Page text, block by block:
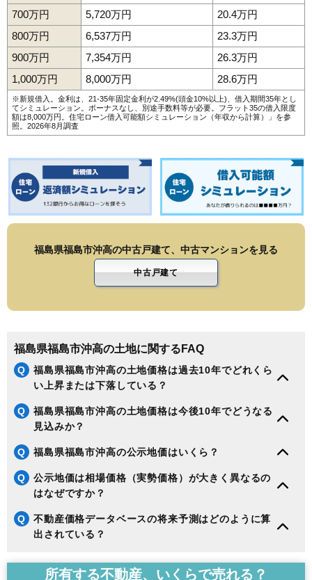
700万円
5,720万円
20.4万円
800万円
6,537万円
23.3万円
900万円
7,354万円
26.3万円
1,000万円
8,000万円 28.6万円
※新規借入。金利は、21-35年固定金利が2.49%(頭金10%以上)、借入期間35年とし
てシミュレーション。ボーナスなし、別途手数料等が必要。フラット35の借入限度
額は8,000万円。 住宅ローン借入可能額シミュレーション（年収から計算）
」を参
照。2026年8月調査
福島県福島市沖高の中古戸建て、中古マンションを見る
中古戸建て
福島県福島市沖高の土地に関するFAQ
Q
福島県福島市沖高の土地価格は過去10年でどれくら
い上昇または下落している？
Q
福島県福島市沖高の土地価格は今後10年でどうなる
見込みか？
Q 福島県福島市沖高の公示地価はいくら？
Q
公示地価は相場価格（実勢価格）が大きく異なるの
はなぜですか？
Q
不動産価格データベースの将来予測はどのように算
出されている？
所有する不動産、いくらで売れる？